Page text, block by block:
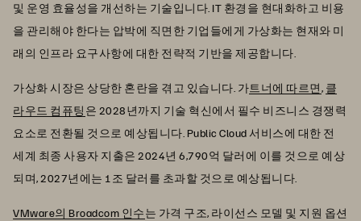
및 운영 효율성을 개선하는 기술입니다. IT 환경을 현대화하고 비용
을 관리해야 한다는 압박에 직면한 기업들에게 가상화는 현재와 미
래의 인프라 요구사항에 대한 전략적 기반을 제공합니다.
가상화 시장은 상당한 혼란을 겪고 있습니다. 가트너에 따르면, 클
라우드 컴퓨팅 은 2028년까지 기술 혁신에서 필수 비즈니스 경쟁력
요소로 전환될 것으로 예상됩니다. Public Cloud 서비스에 대한 전
세계 최종 사용자 지출은 2024년 6,790억 달러에 이를 것으로 예상
되며, 2027년에는 1조 달러를 초과할 것으로 예상됩니다.
VMware의 Broadcom 인수는 가격 구조, 라이선스 모델 및 지원 옵션